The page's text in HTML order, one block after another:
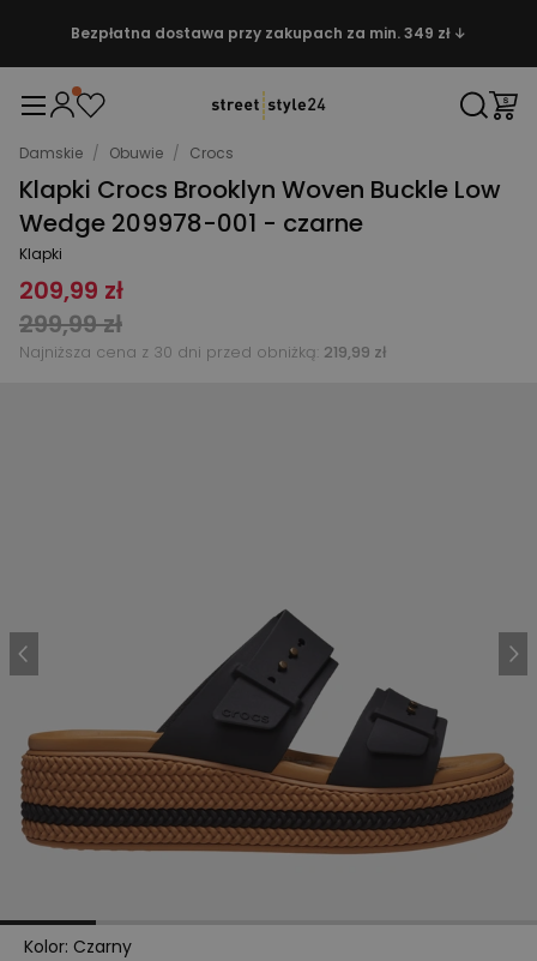
Bezpłatna dostawa przy zakupach za min. 349 zł ↓
Damskie / Obuwie / Crocs
Klapki Crocs Brooklyn Woven Buckle Low
Wedge 209978-001 - czarne
Klapki
209,99 zł
299,99 zł
Najniższa cena z 30 dni przed obniżką: 219,99 zł
Kolor: Czarny